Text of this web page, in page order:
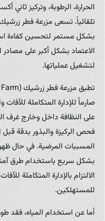
الحرارة، الرطوبة، وتركيز ثاني
بشكل مستمر لتحسين كفاءة
الاعتماد بشكل أكبر على
لتشغيل عملياتها.
صارماً للإدارة المتكاملة
على النظافة داخل وخارج غرف
فحص الركيزة والبذور بدقة
المسببات المرضية. في حال
بشكل سريع باستخدام طرق
الالتزام بالإدارة المتكاملة
للمستهلكين.